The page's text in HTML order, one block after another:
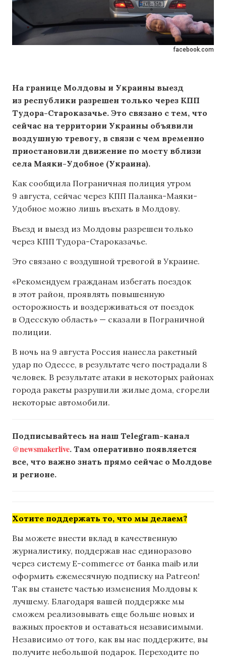
facebook.com
На границе Молдовы и Украины выезд
из республики разрешен только через КПП
Тудора-Староказачье. Это связано с тем, что
сейчас на территории Украины объявили
воздушную тревогу, в связи с чем временно
приостановили движение по мосту вблизи
села Маяки-Удобное (Украина).
Как сообщила Пограничная полиция утром
9 августа, сейчас через КПП Паланка-Маяки-
Удобное можно лишь въехать в Молдову.
Въезд и выезд из Молдовы разрешен только
через КПП Тудора-Староказачье.
Это связано с воздушной тревогой в Украине.
«Рекомендуем гражданам избегать поездок
в этот район, проявлять повышенную
осторожность и воздерживаться от поездок
в Одесскую область» — сказали в Пограничной
полиции.
В ночь на 9 августа Россия нанесла ракетный
удар по Одессе, в результате чего пострадали 8
человек. В результате атаки в некоторых районах
города ракеты разрушили жилые дома, сгорели
некоторые автомобили.
Подписывайтесь на наш Telegram-канал
@newsmakerlive. Там оперативно появляется
все, что важно знать прямо сейчас о Молдове
и регионе.
Хотите поддержать то, что мы делаем?
Вы можете внести вклад в качественную
журналистику, поддержав нас единоразово
через систему E-commerce от банка maib или
оформить ежемесячную подписку на Patreon!
Так вы станете частью изменения Молдовы к
лучшему. Благодаря вашей поддержке мы
сможем реализовывать еще больше новых и
важных проектов и оставаться независимыми.
Независимо от того, как вы нас поддержите, вы
получите небольшой подарок. Переходите по